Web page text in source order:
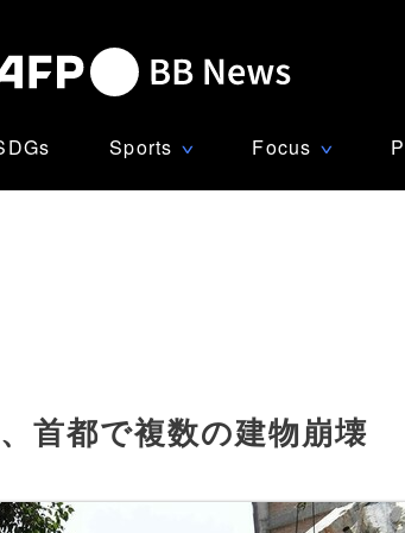
Sports ∨ Focus ∨
首都で複数の建物崩壊